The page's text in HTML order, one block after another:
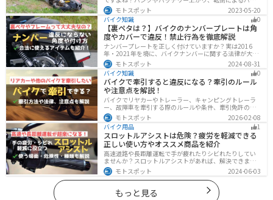
ツの破損、鍵紛失などよくあるトラブルと対処法を徹底
的にまとめました！実際に遭遇しなくても対処法を知
り、事前に準備しておくようにしましょう。
モトスポット
2023-05-20
バイク知識
0
【裏ペタは？】バイクのナンバープレートは角
度やカバーで違反！禁止行為を徹底解説
ナンバープレートを正しく付けていますか？実は2016
年・2021年を境に、バイクナンバーに関する法律が大き
く変わっています！角度やカバー、ステーなど昔は大丈
夫でも今は違法になるケースが発生します。正しく理解
して、今一度見直してみましょう。合法で使えるアイテ
ムも紹介します。
モトスポット
2024-08-31
バイク知識
0
バイクで牽引すると違反になる？牽引のルール
や注意点を解説！
バイクでリヤカーやトレーラー、キャンピングトレーラ
ー、故障車を牽引する際のルールや条件、牽引免許の有
無、速度制限、必要な装備をわかりやすく解説。メリッ
ト・デメリットや注意点も紹介し、安全にバイクの積載
力をアップする方法をまとめました。
モトスポット
2026-02-08
バイク用品
1
スロットルアシストは危険？疲労を軽減できる
正しい使い方やオススメ商品を紹介
高速道路や長距離運転で手が疲れたりシビれたりしてい
ませんか？スロットルアシストがあれば、解決できま
す。この記事ではスロットルアシストを安全に使う場
面、危険性、種類、オススメの商品について解説しま
す。長距離運転をもっと楽にしたいと思っている人は参
考にしてください。
モトスポット 2024-06-03
もっと見る